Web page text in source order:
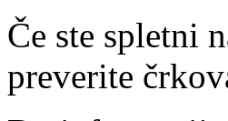
Če ste spletni
preverite